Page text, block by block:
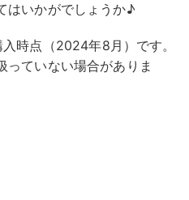
はいかがでしょうか♪
時点（2024年8月）です。
っていない場合がありま